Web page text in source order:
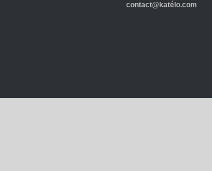
contact@katélo.com